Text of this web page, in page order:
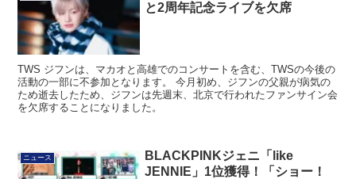
と2周年記念ライブを欠席
TWS ジフンは、マカオと高雄でのコンサートを含む、TWSの今後の
活動の一部に不参加となります。 今月初め、ジフンの父親が病気の
ため逝去したため、ジフンは先週末、北京で行われたファンサイン会
を欠席することになりました。
ニュース
BLACKPINKジェニ「like
JENNIE」1位獲得！「ショー！